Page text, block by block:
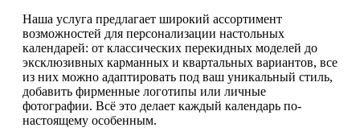
Наша услуга предлагает широкий ассортимент
возможностей для персонализации настольных
календарей: от классических перекидных моделей до
эксклюзивных карманных и квартальных вариантов, все
из них можно адаптировать под ваш уникальный стиль,
добавить фирменные логотипы или личные
фотографии. Всё это делает каждый календарь по-
настоящему особенным.